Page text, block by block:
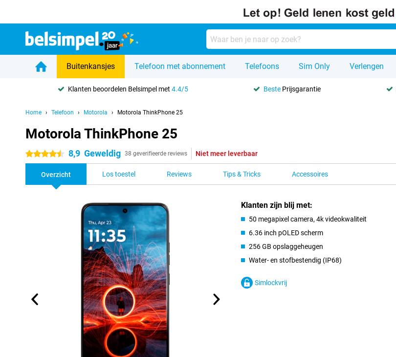
Buitenkansjes Telefoon met abonnement Telefoons Sim Only Verlengen
Klanten beoordelen Belsimpel met4.4/5 Beste Prijsgarantie
Home Telefoon Motorola Motorola ThinkPhone 25
Motorola ThinkPhone 25
4.5 sterren 8,9 Geweldig 38 geverifieerde reviews Niet meer leverbaar
Overzicht Los toestel Reviews Tips & Tricks Accessoires
Klanten zijn blij met:
50 megapixel camera, 4k videokwaliteit
6.36 inch pOLED scherm
256 GB opslaggeheugen
Water- en stofbestendig (IP68)
Simlockvrij